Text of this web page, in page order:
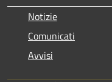
Notizie
Comunicati
Avvisi